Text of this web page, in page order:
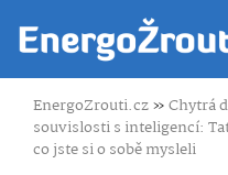
EnergoZrouti.cz»Chytrá
souvislosti s inteligencí:
co jste si o sobě mysleli